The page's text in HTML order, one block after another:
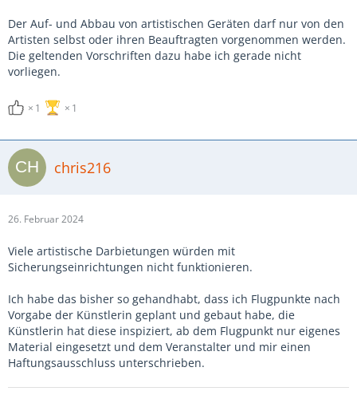
Der Auf- und Abbau von artistischen Geräten darf nur von den
Artisten selbst oder ihren Beauftragten vorgenommen werden.
Die geltenden Vorschriften dazu habe ich gerade nicht
vorliegen.
1 1
chris216
26. Februar 2024
Viele artistische Darbietungen würden mit
Sicherungseinrichtungen nicht funktionieren.
Ich habe das bisher so gehandhabt, dass ich Flugpunkte nach
Vorgabe der Künstlerin geplant und gebaut habe, die
Künstlerin hat diese inspiziert, ab dem Flugpunkt nur eigenes
Material eingesetzt und dem Veranstalter und mir einen
Haftungsausschluss unterschrieben.